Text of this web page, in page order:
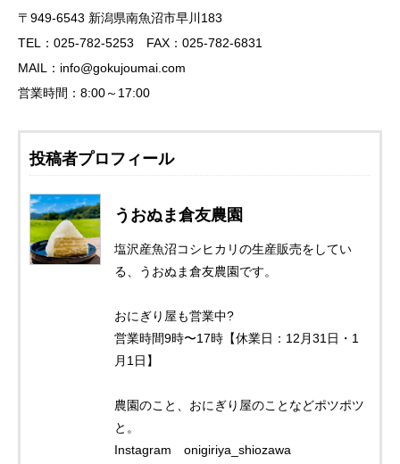
〒949-6543 新潟県南魚沼市早川183
TEL：025-782-5253 FAX：025-782-6831
MAIL：info@gokujoumai.com
営業時間：8:00～17:00
投稿者プロフィール
うおぬま倉友農園
塩沢産魚沼コシヒカリの生産販売をしてい
る、うおぬま倉友農園です。
おにぎり屋も営業中?
営業時間9時〜17時【休業日：12月31日・1
月1日】
農園のこと、おにぎり屋のことなどポツポツ
と。
Instagram onigiriya_shiozawa